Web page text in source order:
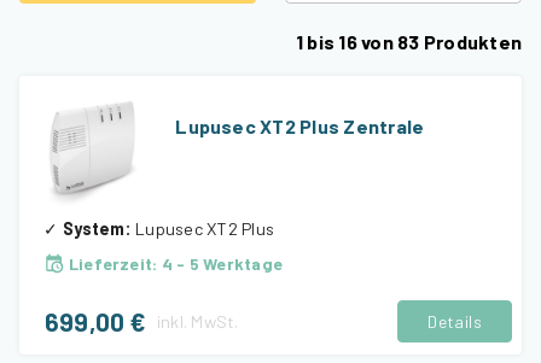
1 bis 16von 83 Produkten
Lupusec XT2 Plus Zentrale
✓ System: Lupusec XT2 Plus
Lieferzeit: 4 - 5 Werktage
699,00 € inkl. MwSt. Details